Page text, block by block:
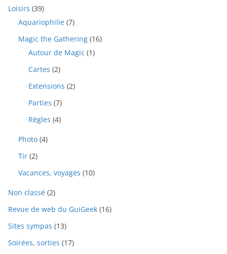
Loisirs (39)
Aquariophilie (7)
Magic the Gathering (16)
Autour de Magic (1)
Cartes (2)
Extensions (2)
Parties (7)
Règles (4)
Photo (4)
Tir (2)
Vacances, voyages (10)
Non classé (2)
Revue de web du GuiGeek (16)
Sites sympas (13)
Soirées, sorties (17)